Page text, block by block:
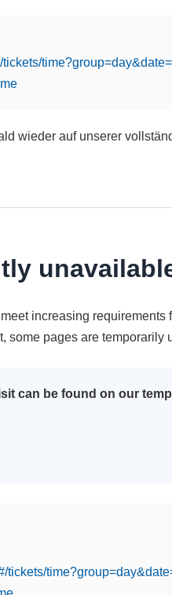
wieder auf unserer
increasing requirements
some pages are temporarily
can be found on our
tickets/